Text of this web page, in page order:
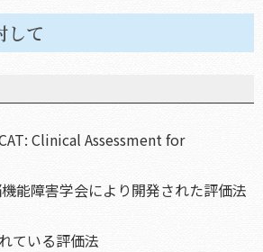
して
Clinical Assessment for
能障害学会により開発された評価法
ている評価法